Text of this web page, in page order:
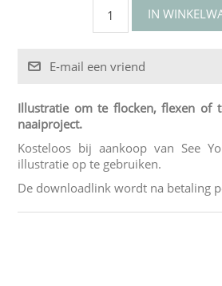
Illustratie om te flocken, flexen of
naaiproject.
Kosteloos bij aankoop van See
illustratie op te gebruiken.
De downloadlink wordt na betaling